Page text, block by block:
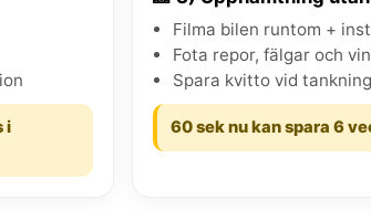
i
Filma bilen runtom +
Fota repor, fälgar och
Spara kvitto vid
60 sek nu kan spara 6